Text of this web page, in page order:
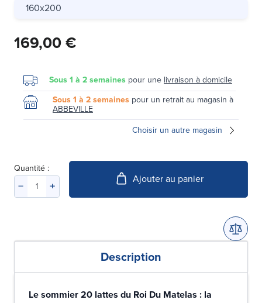
160x200
169,00 €
Sous 1 à 2 semaines pour une livraison à domicile
Sous 1 à 2 semaines pour un retrait au magasin à
ABBEVILLE
Choisir un autre magasin
Quantité :
Ajouter au panier
Description
Le sommier 20 lattes du Roi Du Matelas : la